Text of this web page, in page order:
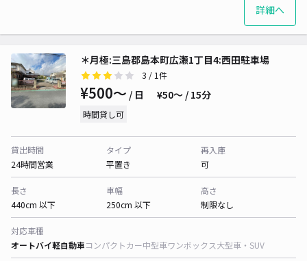
詳細へ
＊月極:三島郡島本町広瀬1丁目4:西田駐車場
3 / 1件
¥500〜 / 日 ¥50〜 / 15分
時間貸し可
貸出時間
24時間営業
タイプ
平置き
再入庫
可
長さ
440cm 以下
車幅
250cm 以下
高さ
制限なし
対応車種
オートバイ軽自動車コンパクトカー中型車ワンボックス大型車・SUV